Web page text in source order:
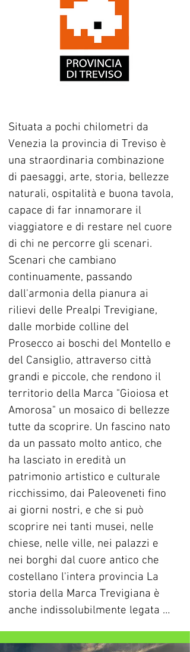
Situata a pochi chilometri da
Venezia la provincia di Treviso è
una straordinaria combinazione
di paesaggi, arte, storia, bellezze
naturali, ospitalità e buona tavola,
capace di far innamorare il
viaggiatore e di restare nel cuore
di chi ne percorre gli scenari.
Scenari che cambiano
continuamente, passando
dall'armonia della pianura ai
rilievi delle Prealpi Trevigiane,
dalle morbide colline del
Prosecco ai boschi del Montello e
del Cansiglio, attraverso città
grandi e piccole, che rendono il
territorio della Marca "Gioiosa et
Amorosa" un mosaico di bellezze
tutte da scoprire. Un fascino nato
da un passato molto antico, che
ha lasciato in eredità un
patrimonio artistico e culturale
ricchissimo, dai Paleoveneti fino
ai giorni nostri, e che si può
scoprire nei tanti musei, nelle
chiese, nelle ville, nei palazzi e
nei borghi dal cuore antico che
costellano l'intera provincia La
storia della Marca Trevigiana è
anche indissolubilmente legata a
Venezia, che in queste terre,